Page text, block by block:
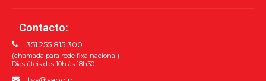
Contacto:
351 255 815 300
(chamada para rede fixa nacional)
Dias úteis das 10h às 18h30